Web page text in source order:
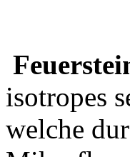
isotropes
welche